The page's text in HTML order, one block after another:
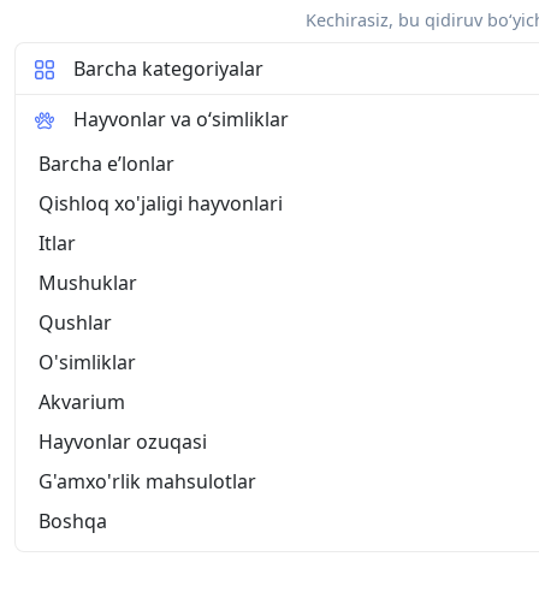
Kechirasiz, bu qidiruv
Barcha kategoriyalar
Hayvonlar va o‘simliklar
Barcha eʼlonlar
Qishloq xo'jaligi hayvonlari
Itlar
Mushuklar
Qushlar
O'simliklar
Akvarium
Hayvonlar ozuqasi
G'amxo'rlik mahsulotlar
Boshqa